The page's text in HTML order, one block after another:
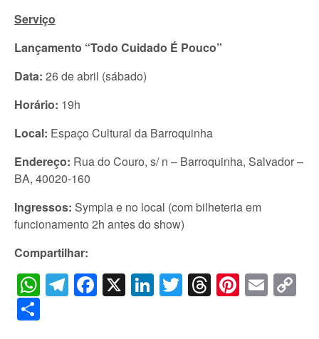
Serviço
Lançamento “Todo Cuidado É Pouco”
Data: 26 de abril (sábado)
Horário: 19h
Local: Espaço Cultural da Barroquinha
Endereço: Rua do Couro, s/ n – Barroquinha, Salvador –
BA, 40020-160
Ingressos: Sympla e no local (com bilheteria em
funcionamento 2h antes do show)
Compartilhar:
WhatsApp
Telegram
Facebook
X LinkedIn
Twitter
Threads